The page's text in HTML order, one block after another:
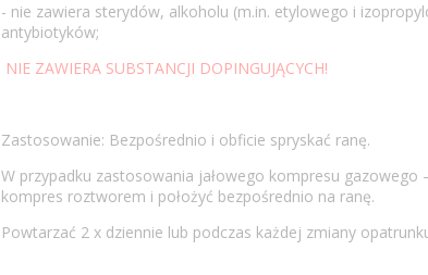
- nie zawiera sterydów, alkoholu (m.in. etylowego i
antybiotyków;
NIE ZAWIERA SUBSTANCJI DOPINGUJĄCYCH!
Zastosowanie: Bezpośrednio i obficie spryskać ranę.
W przypadku zastosowania jałowego kompresu gazowego
kompres roztworem i położyć bezpośrednio na ranę.
Powtarzać 2 x dziennie lub podczas każdej zmiany